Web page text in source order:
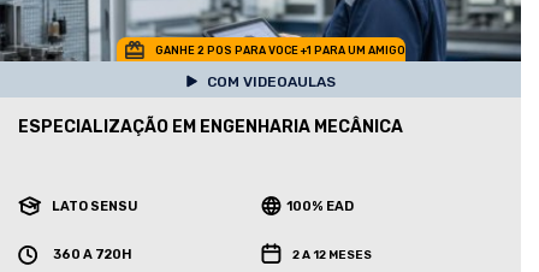
GANHE 2 POS PARA VOCE +1 PARA UM AMIGO
COM VIDEOAULAS
ESPECIALIZAÇÃO EM ENGENHARIA MECÂNICA
LATO SENSU 100% EAD
360 A 720H 2 A 12 MESES